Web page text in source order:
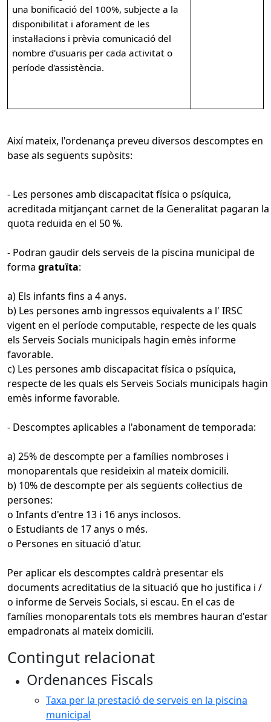
una bonificació del 100%, subjecte a la
disponibilitat i aforament de les
instal·lacions i prèvia comunicació del
nombre d'usuaris per cada activitat o
període d'assistència.
Així mateix, l'ordenança preveu diversos descomptes en
base als següents supòsits:
- Les persones amb discapacitat física o psíquica,
acreditada mitjançant carnet de la Generalitat pagaran la
quota reduïda en el 50 %.
- Podran gaudir dels serveis de la piscina municipal de
forma gratuïta:
a) Els infants fins a 4 anys.
b) Les persones amb ingressos equivalents a l' IRSC
vigent en el període computable, respecte de les quals
els Serveis Socials municipals hagin emès informe
favorable.
c) Les persones amb discapacitat física o psíquica,
respecte de les quals els Serveis Socials municipals hagin
emès informe favorable.
- Descomptes aplicables a l'abonament de temporada:
a) 25% de descompte per a famílies nombroses i
monoparentals que resideixin al mateix domicili.
b) 10% de descompte per als següents col·lectius de
persones:
o Infants d'entre 13 i 16 anys inclosos.
o Estudiants de 17 anys o més.
o Persones en situació d'atur.
Per aplicar els descomptes caldrà presentar els
documents acreditatius de la situació que ho justifica i /
o informe de Serveis Socials, si escau. En el cas de
famílies monoparentals tots els membres hauran d'estar
empadronats al mateix domicili.
Contingut relacionat
Ordenances Fiscals
Taxa per la prestació de serveis en la piscina
municipal